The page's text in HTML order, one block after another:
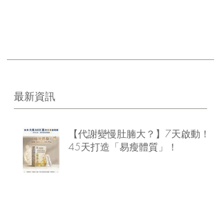
最新資訊
【代謝變慢肚腩大？】7天啟動！
45天打造「易瘦體質」！